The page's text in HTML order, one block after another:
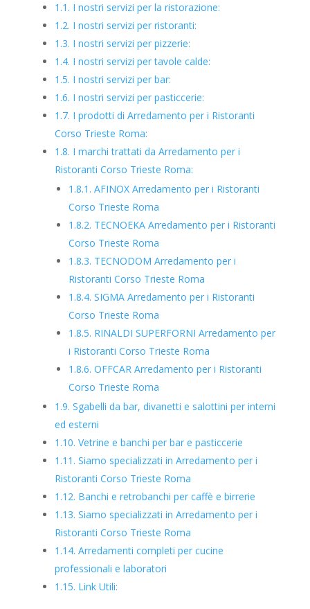
1.1. I nostri servizi per la ristorazione:
1.2. I nostri servizi per ristoranti:
1.3. I nostri servizi per pizzerie:
1.4. I nostri servizi per tavole calde:
1.5. I nostri servizi per bar:
1.6. I nostri servizi per pasticcerie:
1.7. I prodotti di Arredamento per i Ristoranti
Corso Trieste Roma:
1.8. I marchi trattati da Arredamento per i
Ristoranti Corso Trieste Roma:
1.8.1. AFINOX Arredamento per i Ristoranti
Corso Trieste Roma
1.8.2. TECNOEKA Arredamento per i Ristoranti
Corso Trieste Roma
1.8.3. TECNODOM Arredamento per i
Ristoranti Corso Trieste Roma
1.8.4. SIGMA Arredamento per i Ristoranti
Corso Trieste Roma
1.8.5. RINALDI SUPERFORNI Arredamento per
i Ristoranti Corso Trieste Roma
1.8.6. OFFCAR Arredamento per i Ristoranti
Corso Trieste Roma
1.9. Sgabelli da bar, divanetti e salottini per interni
ed esterni
1.10. Vetrine e banchi per bar e pasticcerie
1.11. Siamo specializzati in Arredamento per i
Ristoranti Corso Trieste Roma
1.12. Banchi e retrobanchi per caffè e birrerie
1.13. Siamo specializzati in Arredamento per i
Ristoranti Corso Trieste Roma
1.14. Arredamenti completi per cucine
professionali e laboratori
1.15. Link Utili: